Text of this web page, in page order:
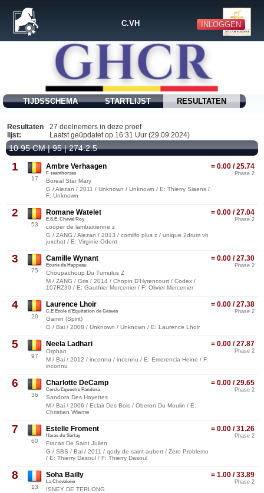
INLOGGEN
C.VH
TIJDSSCHEMA STARTLIJST RESULTATEN
Resultaten
lijst:
27 deelnemers in deze proef
Laatst geüpdatet op 16:31 Uur (29.09.2024)
10 95 CM | 95 | 274.2.5
1
17
= 0.00 / 25.74
Phase 2
Ambre Verhaagen
F-teamhorses
Boreal Star Mary
G / Alezan / 2011 / Unknown / Unknown / E: Thierry Siaens /
F: Unknown
2
53
= 0.00 / 27.04
Phase 2
Romane Watelet
E.S.E. Cheval Roy
cooper de lambaitienne z
G / ZANG / Alezan / 2013 / comilfo plus z / unique 2drum vh
juxchot / E: Virginie Odent
3
75
= 0.00 / 27.30
Phase 2
Camille Wynant
Ecurie de Happeau
Choupachoup Du Tumulus Z
M / ZANG / Gris / 2014 / Chopin D'Hyrencourt / Codex /
107RZ30 / E: Gauthier Mercenier / F: Olivier Mercenier
4
20
= 0.00 / 27.38
Phase 2
Laurence Lhoir
C.E Ecole d'Equitation de Gesves
Gamin (Spirit)
G / Bai / 2008 / Unknown / Unknown / E: Laurence Lhoir
5
97
= 0.00 / 27.87
Phase 2
Neela Ladhari
Orphan
M / Bai / 2012 / inconnu / inconnu / E: Emerencia Heine / F:
inconnu
6
36
= 0.00 / 29.65
Phase 2
Charlotte DeCamp
Cercle Equestre Pandora
Sandora Des Hayettes
M / Bai / 2006 / Eclair Des Bois / Oberon Du Moulin / E:
Christian Wiame
7
60
= 0.00 / 31.26
Phase 2
Estelle Froment
Haras du Sartay
Fracas De Saint Julien
G / SBS / Bai / 2011 / qody de saint-aubert / Zero Problemo
/ E: Thierry Dasoul / F: Thierry Dasoul
8
13
= 1.00 / 33.89
Phase 2
Soha Bailly
La Chevalerie
ISNEY DE TERLONG